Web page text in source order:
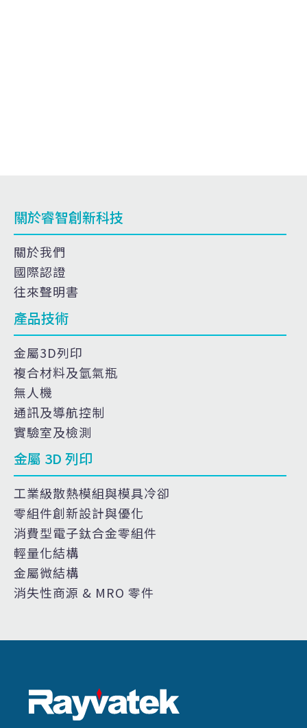
關於睿智創新科技
關於我們
國際認證
往來聲明書
產品技術
金屬3D列印
複合材料及氫氣瓶
無人機
通訊及導航控制
實驗室及檢測
金屬 3D 列印
工業級散熱模組與模具冷卻
零組件創新設計與優化
消費型電子鈦合金零組件
輕量化結構
金屬微結構
消失性商源 & MRO 零件